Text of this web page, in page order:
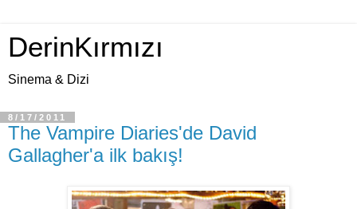
DerinKırmızı
Sinema & Dizi
8/17/2011
The Vampire Diaries'de David
Gallagher'a ilk bakış!